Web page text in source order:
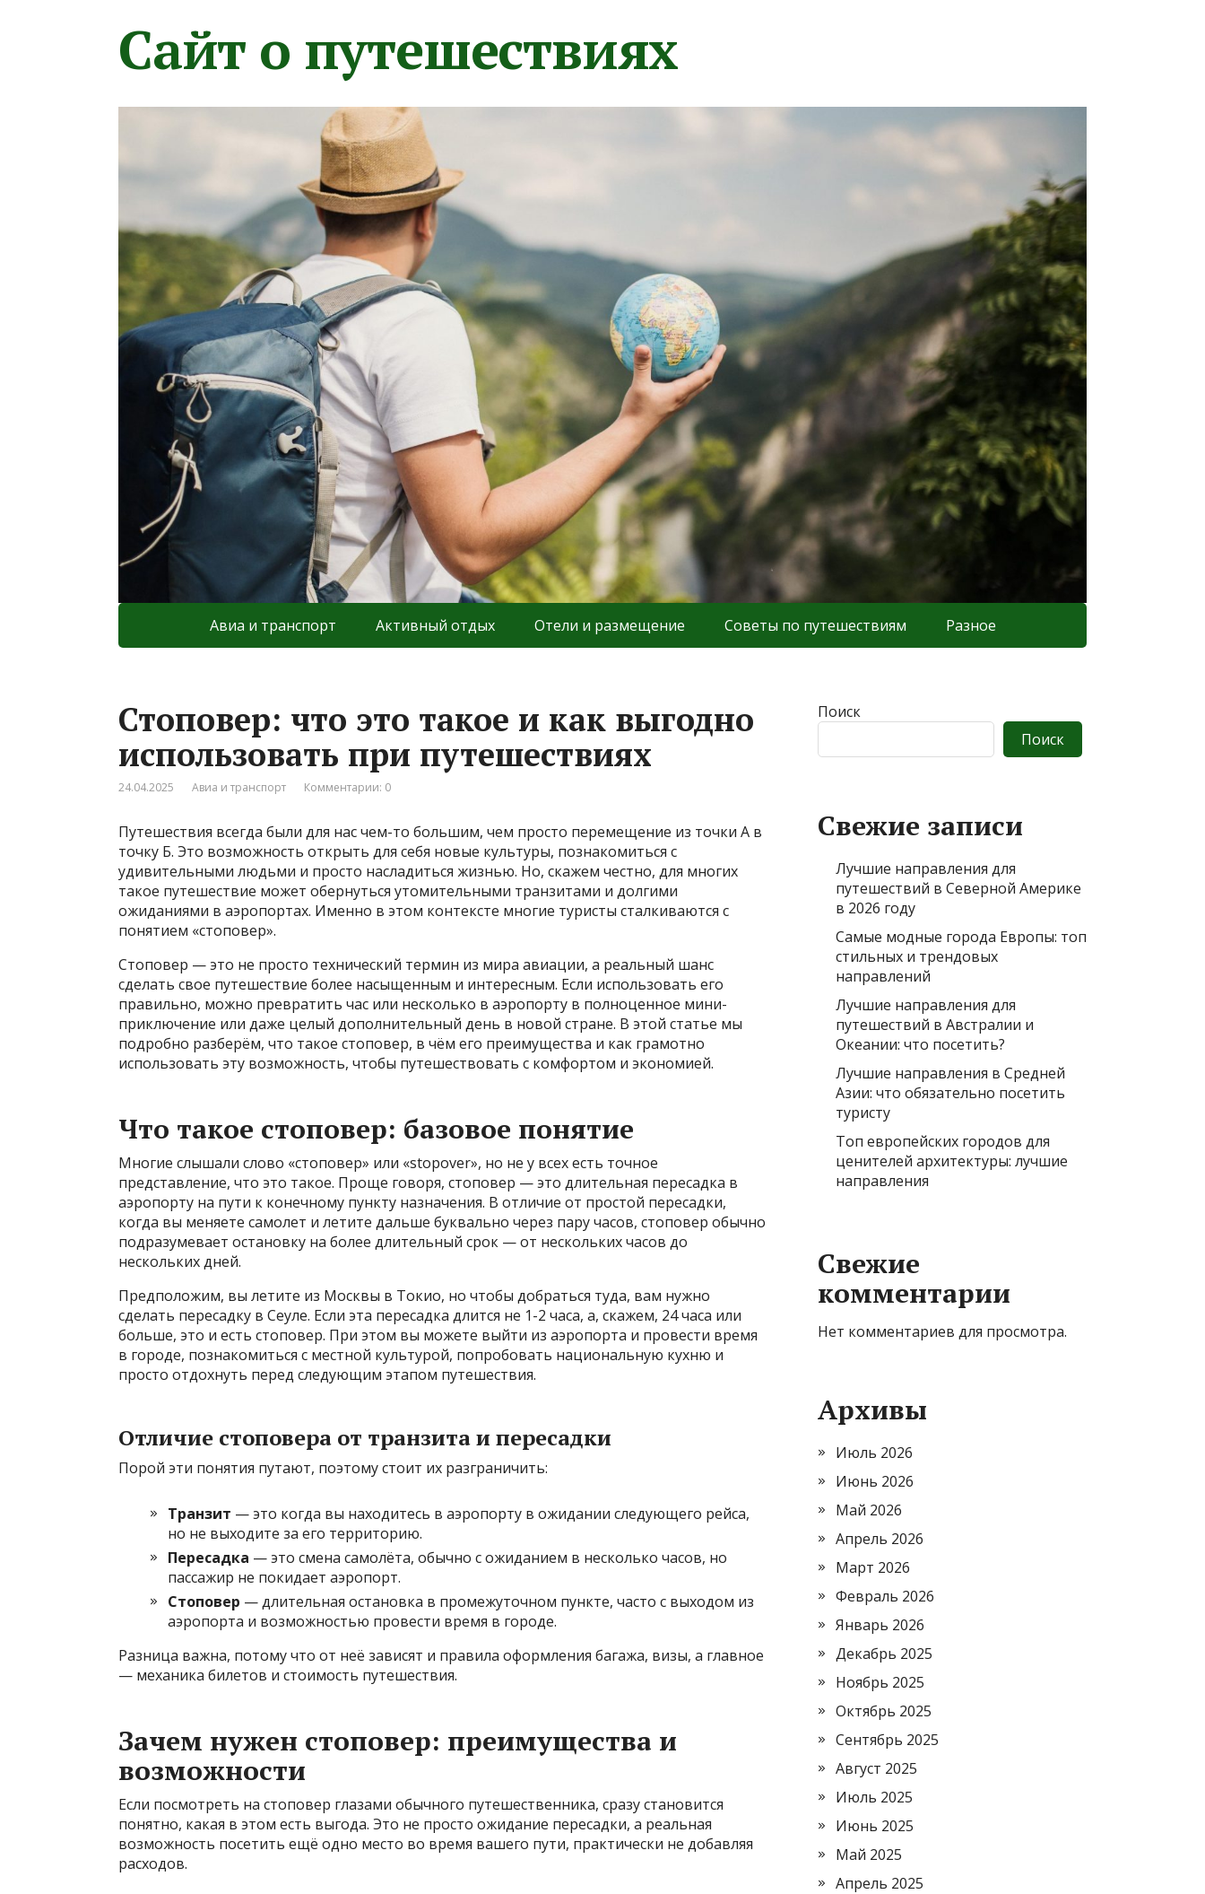
Сайт о путешествиях
Авиа и транспорт Активный отдых Отели и размещение Советы по путешествиям Разное
Стоповер: что это такое и как выгодно
использовать при путешествиях
24.04.2025 Авиа и транспорт Комментарии: 0
Путешествия всегда были для нас чем-то большим, чем просто перемещение из точки А в
точку Б. Это возможность открыть для себя новые культуры, познакомиться с
удивительными людьми и просто насладиться жизнью. Но, скажем честно, для многих
такое путешествие может обернуться утомительными транзитами и долгими
ожиданиями в аэропортах. Именно в этом контексте многие туристы сталкиваются с
понятием «стоповер».
Стоповер — это не просто технический термин из мира авиации, а реальный шанс
сделать свое путешествие более насыщенным и интересным. Если использовать его
правильно, можно превратить час или несколько в аэропорту в полноценное мини-
приключение или даже целый дополнительный день в новой стране. В этой статье мы
подробно разберём, что такое стоповер, в чём его преимущества и как грамотно
использовать эту возможность, чтобы путешествовать с комфортом и экономией.
Что такое стоповер: базовое понятие
Многие слышали слово «стоповер» или «stopover», но не у всех есть точное
представление, что это такое. Проще говоря, стоповер — это длительная пересадка в
аэропорту на пути к конечному пункту назначения. В отличие от простой пересадки,
когда вы меняете самолет и летите дальше буквально через пару часов, стоповер обычно
подразумевает остановку на более длительный срок — от нескольких часов до
нескольких дней.
Предположим, вы летите из Москвы в Токио, но чтобы добраться туда, вам нужно
сделать пересадку в Сеуле. Если эта пересадка длится не 1-2 часа, а, скажем, 24 часа или
больше, это и есть стоповер. При этом вы можете выйти из аэропорта и провести время
в городе, познакомиться с местной культурой, попробовать национальную кухню и
просто отдохнуть перед следующим этапом путешествия.
Отличие стоповера от транзита и пересадки
Порой эти понятия путают, поэтому стоит их разграничить:
Транзит — это когда вы находитесь в аэропорту в ожидании следующего рейса,
но не выходите за его территорию.
Пересадка — это смена самолёта, обычно с ожиданием в несколько часов, но
пассажир не покидает аэропорт.
Стоповер — длительная остановка в промежуточном пункте, часто с выходом из
аэропорта и возможностью провести время в городе.
Разница важна, потому что от неё зависят и правила оформления багажа, визы, а главное
— механика билетов и стоимость путешествия.
Зачем нужен стоповер: преимущества и
возможности
Если посмотреть на стоповер глазами обычного путешественника, сразу становится
понятно, какая в этом есть выгода. Это не просто ожидание пересадки, а реальная
возможность посетить ещё одно место во время вашего пути, практически не добавляя
расходов.
Поиск
Поиск
Свежие записи
Лучшие направления для
путешествий в Северной Америке
в 2026 году
Самые модные города Европы: топ
стильных и трендовых
направлений
Лучшие направления для
путешествий в Австралии и
Океании: что посетить?
Лучшие направления в Средней
Азии: что обязательно посетить
туристу
Топ европейских городов для
ценителей архитектуры: лучшие
направления
Свежие
комментарии
Нет комментариев для просмотра.
Архивы
Июль 2026
Июнь 2026
Май 2026
Апрель 2026
Март 2026
Февраль 2026
Январь 2026
Декабрь 2025
Ноябрь 2025
Октябрь 2025
Сентябрь 2025
Август 2025
Июль 2025
Июнь 2025
Май 2025
Апрель 2025